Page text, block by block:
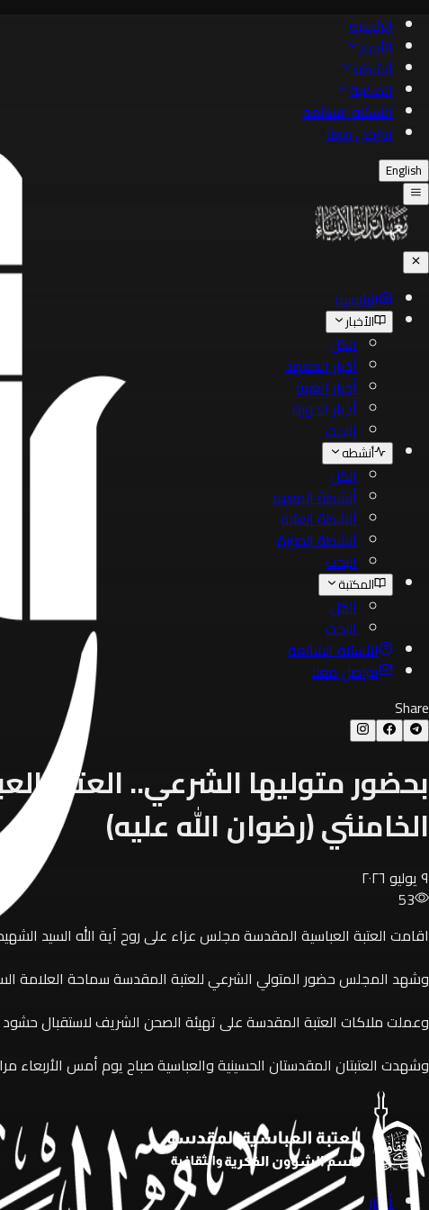
الرئيسية
الأخبار
أنشطه
المكتبة
الأسئلة الشائعة
تواصل معنا
English
الرئيسية
الأخبار
الكل
أخبار المعهد
أخبار العتبة
أخبار الحوزة
البحث
أنشطه
الكل
أنشطة المعهد
أنشطة العتبة
أنشطة الحوزة
البحث
المكتبة
الكل
البحث
الأسئلة الشائعة
تواصل معنا
Share
بحضور متوليها الشرعي.. العتبة
الخامنئي (رضوان الله عليه)
٩ يوليو ٢٠٢٦
53
اقامت العتبة العباسية المقدسة مجلس عزاء على روح آية الله السيد
وشهد المجلس حضور المتولي الشرعي للعتبة المقدسة سماحة العلامة
وعملت ملاكات العتبة المقدسة على تهيئة الصحن الشريف لاستقبال حشود
وشهدت العتبتان المقدستان الحسينية والعباسية صباح يوم أمس الأربعاء
أخبار